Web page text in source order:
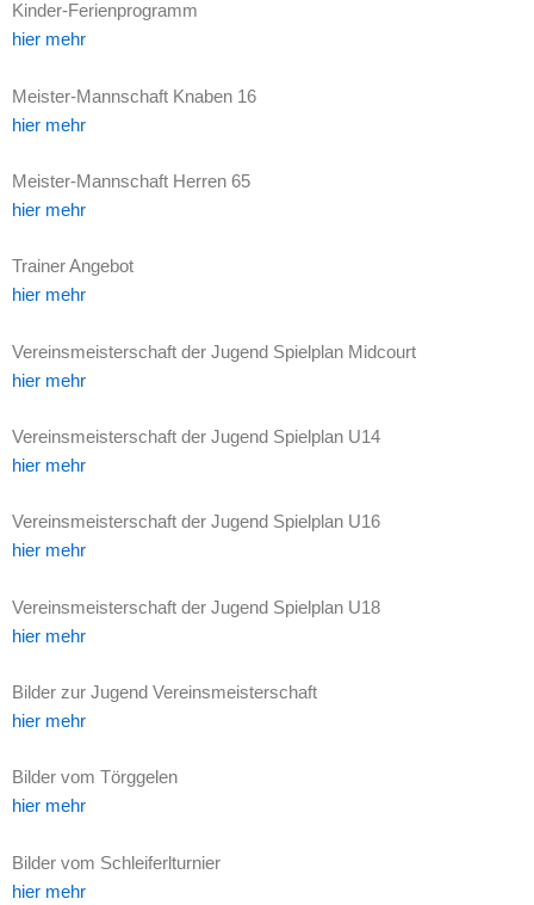
Kinder-Ferienprogramm
hier mehr
Meister-Mannschaft Knaben 16
hier mehr
Meister-Mannschaft Herren 65
hier mehr
Trainer Angebot
hier mehr
Vereinsmeisterschaft der Jugend Spielplan Midcourt
hier mehr
Vereinsmeisterschaft der Jugend Spielplan U14
hier mehr
Vereinsmeisterschaft der Jugend Spielplan U16
hier mehr
Vereinsmeisterschaft der Jugend Spielplan U18
hier mehr
Bilder zur Jugend Vereinsmeisterschaft
hier mehr
Bilder vom Törggelen
hier mehr
Bilder vom Schleiferlturnier
hier mehr